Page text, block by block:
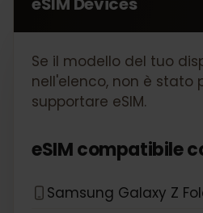
Se il modello del tuo
nell'elenco, non è stato
supportare eSIM.
eSIM compatibile
Samsung Galaxy Z